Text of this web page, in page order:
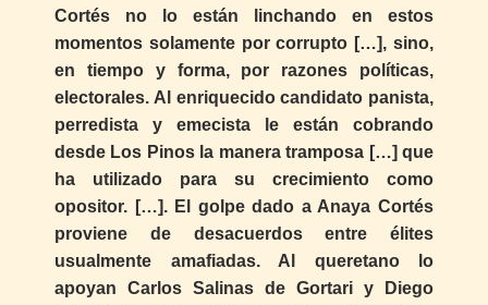
Cortés no lo están linchando en estos
momentos solamente por corrupto […], sino,
en tiempo y forma, por razones políticas,
electorales. Al enriquecido candidato panista,
perredista y emecista le están cobrando
desde Los Pinos la manera tramposa […] que
ha utilizado para su crecimiento como
opositor. […]. El golpe dado a Anaya Cortés
proviene de desacuerdos entre élites
usualmente amafiadas. Al queretano lo
apoyan Carlos Salinas de Gortari y Diego